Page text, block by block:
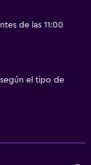
de las 11:00
el tipo de